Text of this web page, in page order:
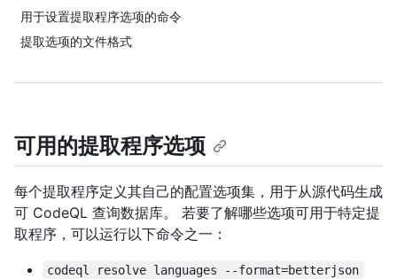
用于设置提取程序选项的命令
提取选项的文件格式
可用的提取程序选项
每个提取程序定义其自己的配置选项集，用于从源代码生成
可 CodeQL 查询数据库。 若要了解哪些选项可用于特定提
取程序，可以运行以下命令之一：
codeql resolve languages --format=betterjson